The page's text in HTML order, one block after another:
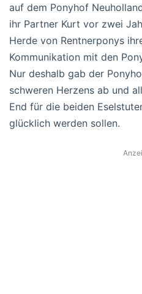
auf dem Ponyhof
ihr Partner Kurt vor zwei
Herde von Rentnerponys
Kommunikation mit den
Nur deshalb gab der
schweren Herzens ab und
End für die beiden
glücklich werden sollen.